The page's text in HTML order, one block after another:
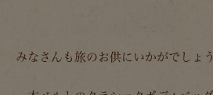
みなさんも旅のお供にいかがでしょう